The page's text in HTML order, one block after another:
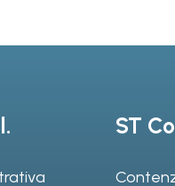
ST